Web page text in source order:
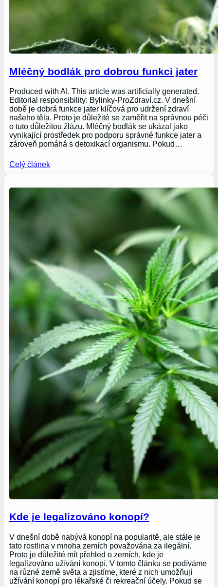
Mléčný bodlák pro dobrou funkci jater
Produced with AI. This article was artificially generated.
Editorial responsibility: Bylinky-ProZdraví.cz. V dnešní
době je dobrá funkce jater klíčová pro udržení zdraví
našeho těla. Proto je důležité se zaměřit na správnou péči
o tuto důležitou žlázu. Mléčný bodlák se ukázal jako
vynikající prostředek pro podporu správné funkce jater a
zároveň pomáhá s detoxikací organismu. Pokud…
Celý článek
Kde je legalizováno konopí?
V dnešní době nabývá konopí na popularitě, ale stále je
tato rostlina v mnoha zemích považována za ilegální.
Proto je důležité mít přehled o zemích, kde je
legalizováno užívání konopí. V tomto článku se podíváme
na různé země světa a zjistíme, které z nich umožňují
užívání konopí pro lékařské či rekreační účely. Pokud se